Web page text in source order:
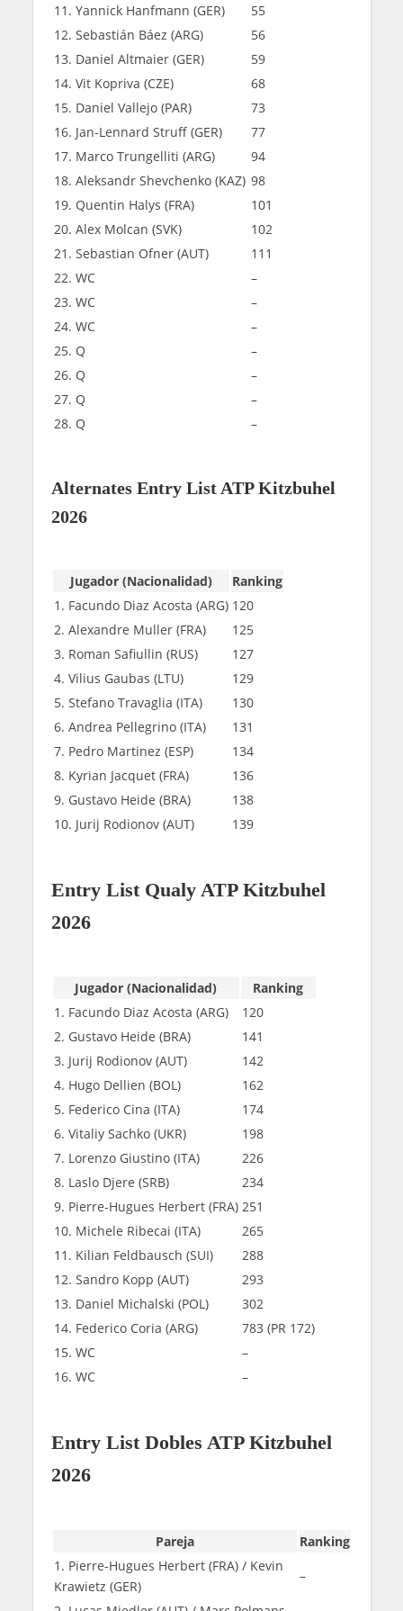
11. Yannick Hanfmann (GER)
55
12. Sebastián Báez (ARG)
56
13. Daniel Altmaier (GER)
59
14. Vit Kopriva (CZE)
68
15. Daniel Vallejo (PAR)
73
16. Jan-Lennard Struff (GER)
77
17. Marco Trungelliti (ARG)
94
18. Aleksandr Shevchenko (KAZ) 98
19. Quentin Halys (FRA)
101
20. Alex Molcan (SVK)
102
21. Sebastian Ofner (AUT)
111
22. WC
–
23. WC
–
24. WC
–
25. Q
–
26. Q
–
27. Q
–
28. Q
–
Alternates Entry List ATP Kitzbuhel
2026
Jugador (Nacionalidad)
Ranking
1. Facundo Diaz Acosta (ARG) 120
2. Alexandre Muller (FRA)
125
3. Roman Safiullin (RUS)
127
4. Vilius Gaubas (LTU)
129
5. Stefano Travaglia (ITA)
130
6. Andrea Pellegrino (ITA)
131
7. Pedro Martinez (ESP)
134
8. Kyrian Jacquet (FRA)
136
9. Gustavo Heide (BRA)
138
10. Jurij Rodionov (AUT)
139
Entry List Qualy ATP Kitzbuhel
2026
Jugador (Nacionalidad)
Ranking
1. Facundo Diaz Acosta (ARG)
120
2. Gustavo Heide (BRA)
141
3. Jurij Rodionov (AUT)
142
4. Hugo Dellien (BOL)
162
5. Federico Cina (ITA)
174
6. Vitaliy Sachko (UKR)
198
7. Lorenzo Giustino (ITA)
226
8. Laslo Djere (SRB)
234
9. Pierre-Hugues Herbert (FRA) 251
10. Michele Ribecai (ITA)
265
11. Kilian Feldbausch (SUI)
288
12. Sandro Kopp (AUT)
293
13. Daniel Michalski (POL)
302
14. Federico Coria (ARG)
783 (PR 172)
15. WC
–
16. WC
–
Entry List Dobles ATP Kitzbuhel
2026
Pareja
Ranking
1. Pierre-Hugues Herbert (FRA) / Kevin
Krawietz (GER)
–